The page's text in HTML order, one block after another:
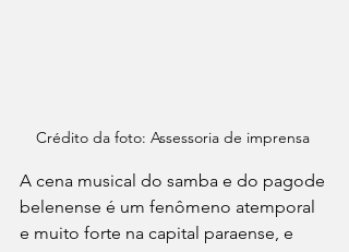
Crédito da foto: Assessoria de imprensa
A cena musical do samba e do pagode
belenense é um fenômeno atemporal
e muito forte na capital paraense, e